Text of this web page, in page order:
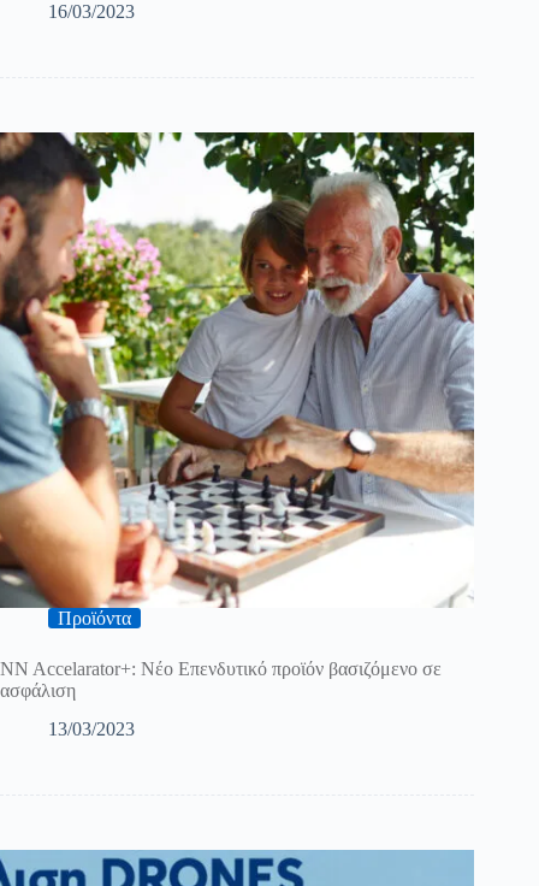
16/03/2023
Προϊόντα
NN Accelarator+: Νέο Επενδυτικό προϊόν βασιζόμενο σε
ασφάλιση
13/03/2023